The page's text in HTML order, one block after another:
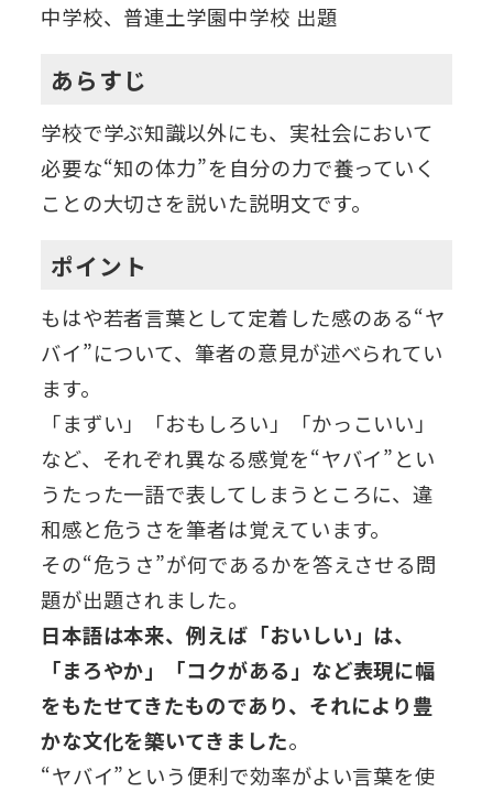
中学校、普連土学園中学校 出題
あらすじ
学校で学ぶ知識以外にも、実社会において
必要な“知の体力”を自分の力で養っていく
ことの大切さを説いた説明文です。
ポイント
もはや若者言葉として定着した感のある“ヤ
バイ”について、筆者の意見が述べられてい
ます。
「まずい」「おもしろい」「かっこいい」
など、それぞれ異なる感覚を“ヤバイ”とい
うたった一語で表してしまうところに、違
和感と危うさを筆者は覚えています。
その“危うさ”が何であるかを答えさせる問
題が出題されました。
日本語は本来、例えば「おいしい」は、
「まろやか」「コクがある」など表現に幅
をもたせてきたものであり、それにより豊
かな文化を築いてきました。
“ヤバイ”という便利で効率がよい言葉を使